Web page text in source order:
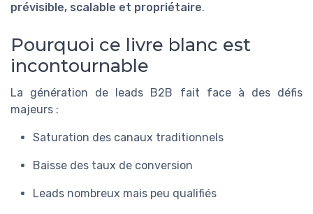
prévisible, scalable et propriétaire.
Pourquoi ce livre blanc est
incontournable
La génération de leads B2B fait face à des défis
majeurs :
Saturation des canaux traditionnels
Baisse des taux de conversion
Leads nombreux mais peu qualifiés